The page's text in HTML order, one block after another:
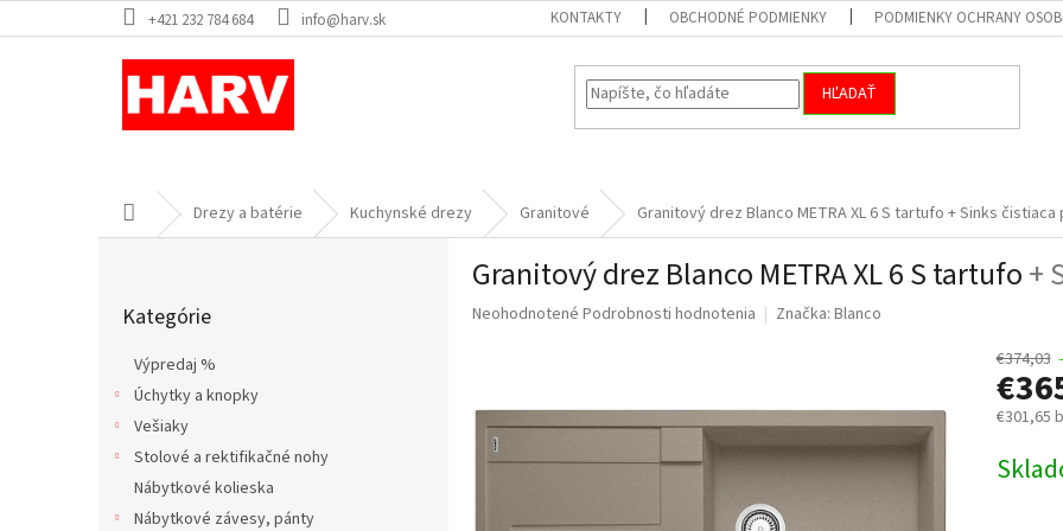
na
+421 232 784 684 info@harv.sk KONTAKTY OBCHODNÉ PODMIENKY PODMIENKY OCHRANY
HĽADAŤ
DomovDrezy a batérie Kuchynské drezy Granitové Granitový drez Blanco METRA XL 6 S tartufo + Sinks čistiaca
kategórie
Kategórie
Výpredaj %
Úchytky a knopky
Vešiaky
Stolové a rektifikačné nohy
Nábytkové kolieska
Nábytkové závesy, pánty
Granitový drez Blanco METRA XL 6 S tartufo+
Priemerné
hviezdičiek.
Neohodnotené Podrobnosti hodnotenia Značka: Blanco
€374,03
€301,65
cena: